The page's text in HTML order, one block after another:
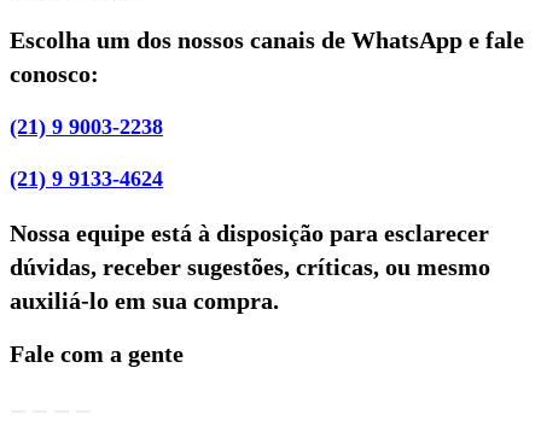
Escolha um dos nossos canais de WhatsApp e fale
conosco:
(21) 9 9003-2238
(21) 9 9133-4624
Nossa equipe está à disposição para esclarecer
dúvidas, receber sugestões, críticas, ou mesmo
auxiliá-lo em sua compra.
Fale com a gente